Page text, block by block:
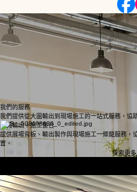
首頁 服務項目 作品案例設備介紹關於我們立即詢價
大圖輸出 × UV直噴 × 展場施工整合
整合大圖輸出、UV直噴、數位切割與現場施工，
專案經驗
500+
年施工經驗
20+
98%
LARGE FORMAT PRINTING & DISPLAY
瀏覽作
大圖輸出＋施工整合
提供展場背板、輸出製作與現場施工一條龍服務，